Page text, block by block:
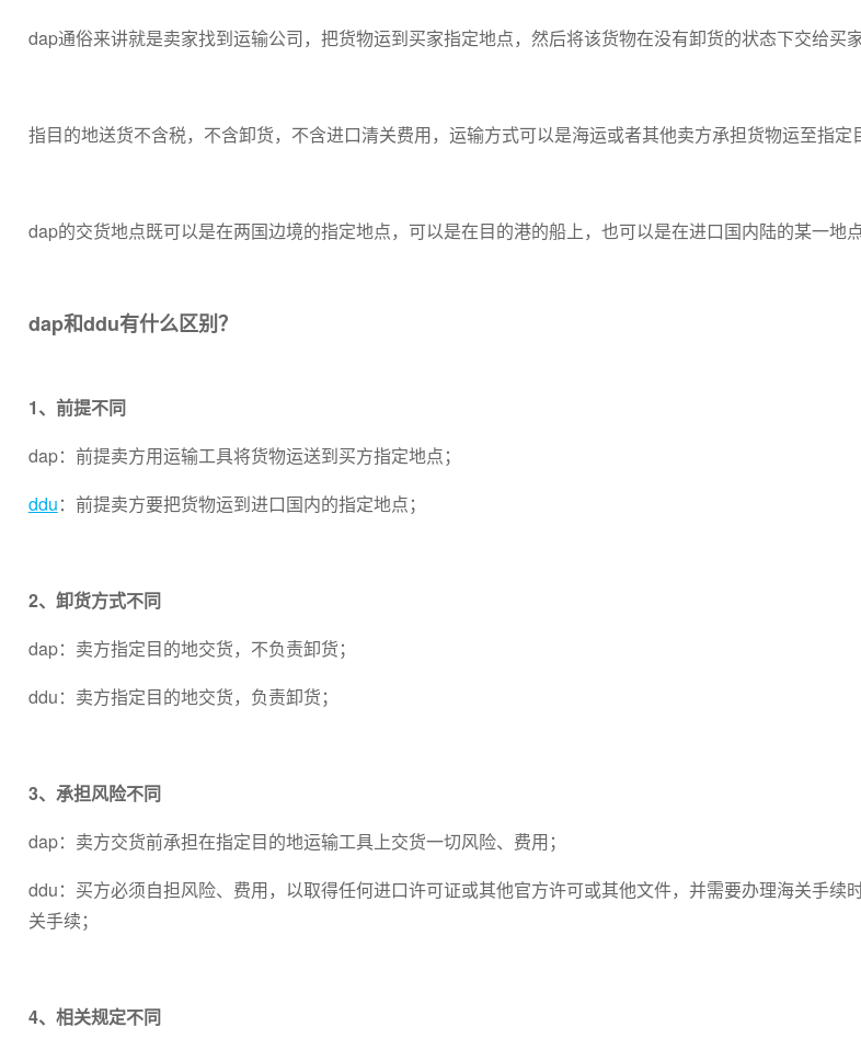
dap通俗来讲就是卖家找到运输公司，把货物运到买家指定地点，然后将该货物在没有卸货的状态下交给买
指目的地送货不含税，不含卸货，不含进口清关费用，运输方式可以是海运或者其他卖方承担货物运至指定
dap的交货地点既可以是在两国边境的指定地点，可以是在目的港的船上，也可以是在进口国内陆的某一地点
dap和ddu有什么区别？
1、前提不同
dap：前提卖方用运输工具将货物运送到买方指定地点；
ddu：前提卖方要把货物运到进口国内的指定地点；
2、卸货方式不同
dap：卖方指定目的地交货，不负责卸货；
ddu：卖方指定目的地交货，负责卸货；
3、承担风险不同
dap：卖方交货前承担在指定目的地运输工具上交货一切风险、费用；
ddu：买方必须自担风险、费用，以取得任何进口许可证或其他官方许可或其他文件，并需要办理海关手续
关手续；
4、相关规定不同